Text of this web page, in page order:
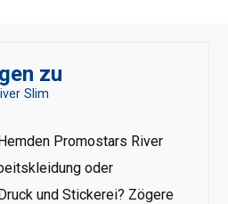
zu
Slim
Promostars River
oder
und Stickerei? Zögere